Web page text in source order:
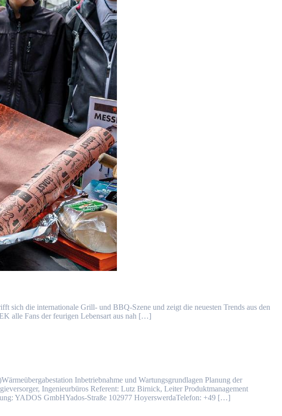
die internationale Grill- und BBQ-Szene und zeigt die neuesten Trends aus den
alle Fans der feurigen Lebensart aus nah […]
Inbetriebnahme und Wartungsgrundlagen Planung der
Ingenieurbüros Referent: Lutz Birnick, Leiter Produktmanagement
YADOS GmbHYados-Straße 102977 HoyerswerdaTelefon: +49 […]